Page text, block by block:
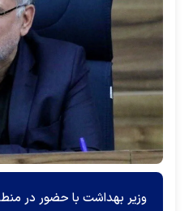
وزیر بهداشت با حضور در